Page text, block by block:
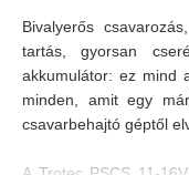
Bivalyerős
tartás, gyorsan
akkumulátor: ez mind
minden, amit egy
csavarbehajtó géptől